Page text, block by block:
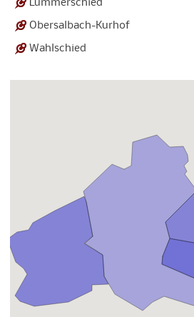
Lummerschied
Obersalbach-Kurhof
Wahlschied